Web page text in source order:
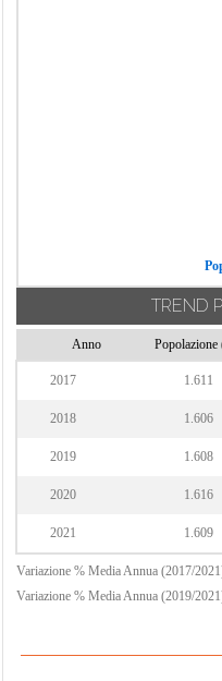
TREND
Anno
2017 1.611
2018 1.606
2019 1.608
2020 1.616
2021 1.609
Variazione % Media Annua (2017/
Variazione % Media Annua (2019/